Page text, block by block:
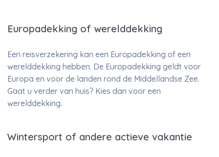
Europadekking of werelddekking
Een reisverzekering kan een Europadekking of een
werelddekking hebben. De Europadekking geldt voor
Europa en voor de landen rond de Middellandse Zee.
Gaat u verder van huis? Kies dan voor een
werelddekking.
Wintersport of andere actieve vakantie